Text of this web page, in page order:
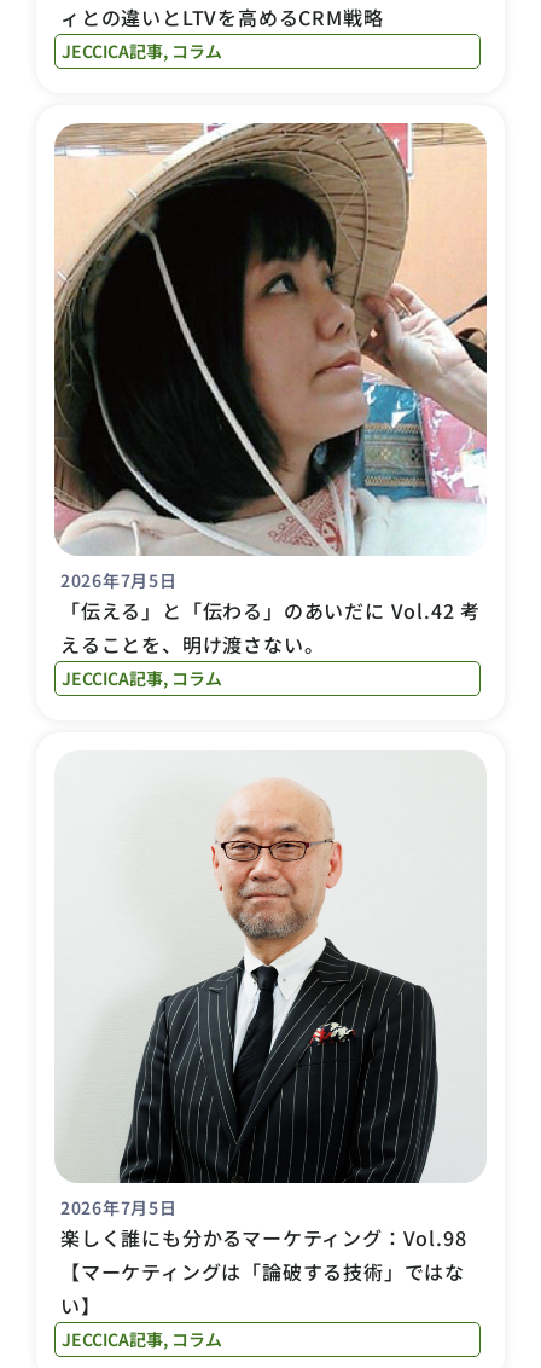
ィとの違いとLTVを高めるCRM戦略
JECCICA記事, コラム
2026年7月5日
「伝える」と「伝わる」のあいだに Vol.42 考
えることを、明け渡さない。
JECCICA記事, コラム
2026年7月5日
楽しく誰にも分かるマーケティング：Vol.98
【マーケティングは「論破する技術」ではな
い】
JECCICA記事, コラム